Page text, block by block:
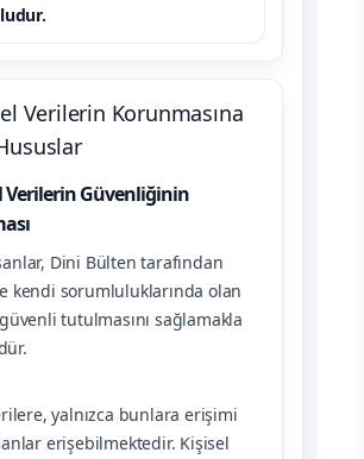
Verilerin Korunmasına
Verilerin Güvenliğinin
Dini Bülten tarafından
kendi sorumluluklarında olan
tutulmasını sağlamakla
yalnızca bunlara erişimi
erişebilmektedir. Kişisel